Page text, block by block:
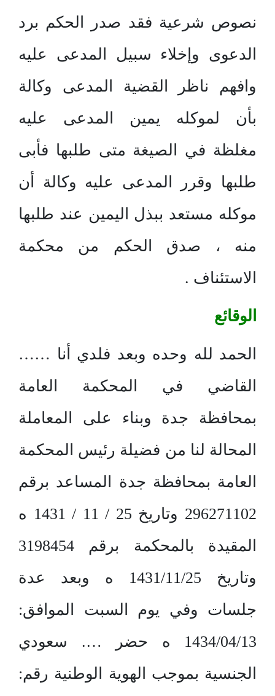
نصوص شرعية فقد صدر الحكم برد
الدعوى وإخلاء سبيل المدعى عليه
وافهم ناظر القضية المدعى وكالة
بأن لموكله يمين المدعى عليه
مغلظة في الصيغة متى طلبها فأبى
طلبها وقرر المدعى عليه وكالة أن
موكله مستعد ببذل اليمين عند طلبها
منه ، صدق الحكم من محكمة
الاستئناف .
الوقائع
الحمد لله وحده وبعد فلدي أنا ……
القاضي في المحكمة العامة
بمحافظة جدة وبناء على المعاملة
المحالة لنا من فضيلة رئيس المحكمة
العامة بمحافظة جدة المساعد برقم
296271102 وتاريخ 25 / 11 / 1431 ه
المقيدة بالمحكمة برقم 3198454
وتاريخ 1431/11/25 ه وبعد عدة
جلسات وفي يوم السبت الموافق:
1434/04/13 ه حضر …. سعودي
الجنسية بموجب الهوية الوطنية رقم: